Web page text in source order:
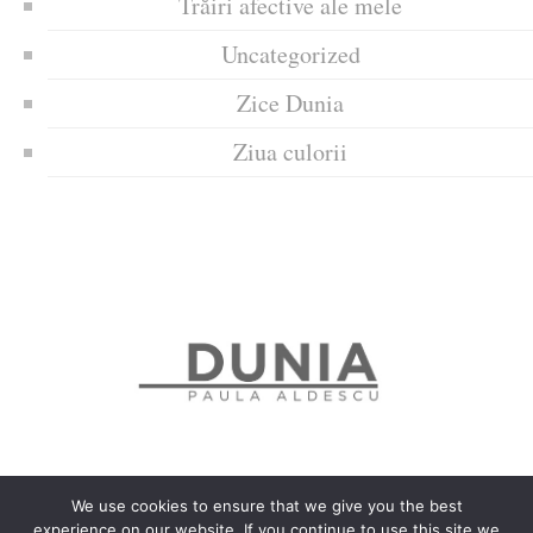
Uncategorized
Zice Dunia
Ziua culorii
We use cookies to ensure that we give you the best